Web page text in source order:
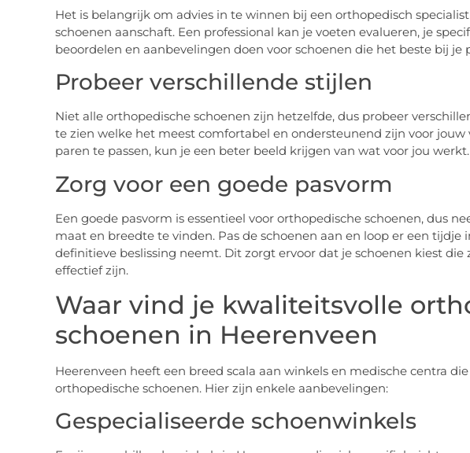
Het is belangrijk om advies in te winnen bij een orthopedisch
schoenen aanschaft. Een professional kan je voeten evalueren, je
beoordelen en aanbevelingen doen voor schoenen die het beste bij je
Probeer verschillende stijlen
Niet alle orthopedische schoenen zijn hetzelfde, dus probeer
te zien welke het meest comfortabel en ondersteunend zijn voor jouw
paren te passen, kun je een beter beeld krijgen van wat voor jou werkt.
Zorg voor een goede pasvorm
Een goede pasvorm is essentieel voor orthopedische schoenen, dus
maat en breedte te vinden. Pas de schoenen aan en loop er een tijdje
definitieve beslissing neemt. Dit zorgt ervoor dat je schoenen kiest die
effectief zijn.
Waar vind je kwaliteitsvolle
schoenen in Heerenveen
Heerenveen heeft een breed scala aan winkels en medische centra
orthopedische schoenen. Hier zijn enkele aanbevelingen:
Gespecialiseerde schoenwinkels